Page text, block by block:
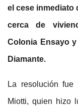
el cese inmediato
cerca de
Colonia Ensayo
Diamante.
La resolución
Miotti, quien hizo